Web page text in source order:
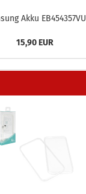
Akku EB454357VU
15,90 EUR